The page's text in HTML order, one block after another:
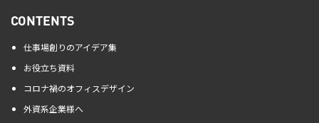
CONTENTS
仕事場創りのアイデア集
お役立ち資料
コロナ禍のオフィスデザイン
外資系企業様へ